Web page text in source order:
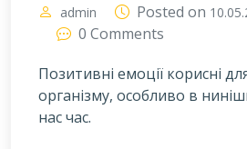
admin Posted on
0 Comments
Позитивні емоції корисні
організму, особливо в
нас час.